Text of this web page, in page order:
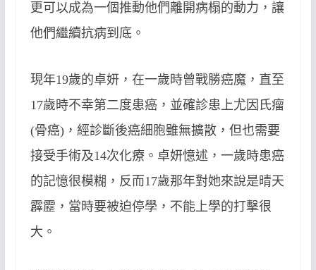
更可以成為一個推動他們離開病榻的動力，讓
他們繼續抗病到底。
現年19歲的卓妍，在一歲時曾戰勝癌魔，直至
17歲時不幸第二度患癌，並確診患上尤因氏瘤
(骨癌)，經診斷後癌細胞雖無擴散，但也需要
接受手術及14次化療。卓妍憶述，一歲時患癌
的記憶很模糊，反而17歲那年對她來說是晴天
霹靂，當時要被迫停學，不能上學的打擊很
大。